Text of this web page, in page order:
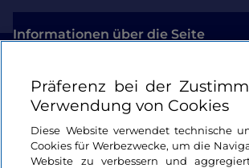
Informationen über die Seite
Nützliche Links
Login
Bleiben wir in Kontakt
Präferenz bei der
Verwendung von Cookies
Diese Website verwendet technische
Cookies für Werbezwecke, um die
Website zu verbessern und